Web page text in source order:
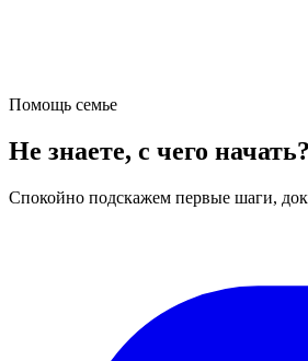
Помощь семье
Не знаете, с чего начать?
Спокойно подскажем первые шаги,